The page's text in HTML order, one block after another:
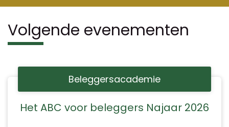
Volgende evenementen
Beleggersacademie
Het ABC voor beleggers Najaar 2026